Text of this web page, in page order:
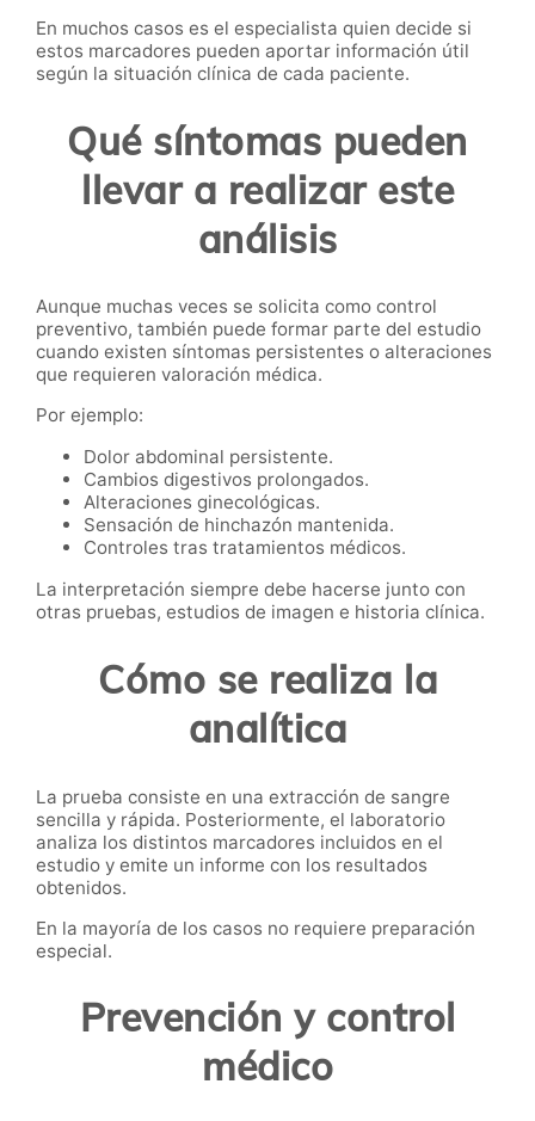
En muchos casos es el especialista quien decide si
estos marcadores pueden aportar información útil
según la situación clínica de cada paciente.
Qué síntomas pueden
llevar a realizar este
análisis
Aunque muchas veces se solicita como control
preventivo, también puede formar parte del estudio
cuando existen síntomas persistentes o alteraciones
que requieren valoración médica.
Por ejemplo:
Dolor abdominal persistente.
Cambios digestivos prolongados.
Alteraciones ginecológicas.
Sensación de hinchazón mantenida.
Controles tras tratamientos médicos.
La interpretación siempre debe hacerse junto con
otras pruebas, estudios de imagen e historia clínica.
Cómo se realiza la
analítica
La prueba consiste en una extracción de sangre
sencilla y rápida. Posteriormente, el laboratorio
analiza los distintos marcadores incluidos en el
estudio y emite un informe con los resultados
obtenidos.
En la mayoría de los casos no requiere preparación
especial.
Prevención y control
médico